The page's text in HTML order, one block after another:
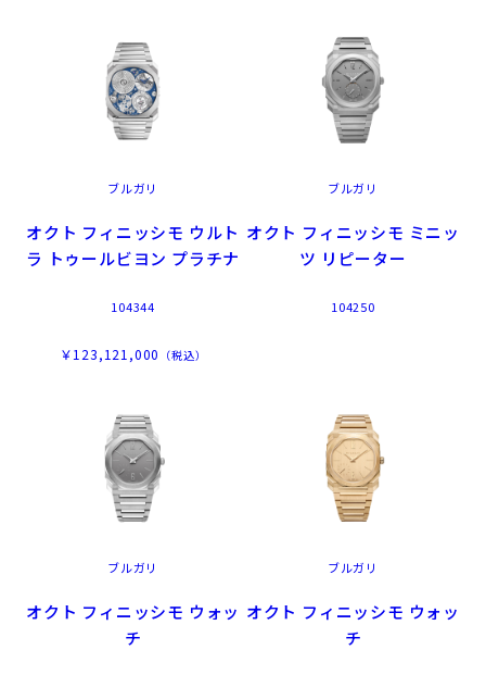
ブルガリ
オクト フィニッシモ ウルト
ラ トゥールビヨン プラチナ
104344
￥123,121,000 （税込）
ブルガリ
オクト フィニッシモ ミニッ
ツ リピーター
104250
ブルガリ
オクト フィニッシモ ウォッ
チ
ブルガリ
オクト フィニッシモ ウォッ
チ